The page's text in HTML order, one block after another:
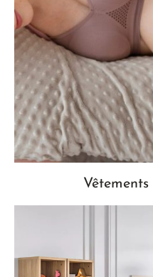
Vêtements